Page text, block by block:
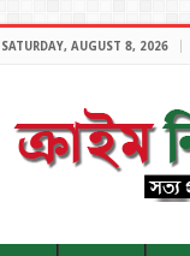
SATURDAY, AUGUST 8, 2026